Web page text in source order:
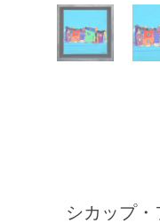
シカップ